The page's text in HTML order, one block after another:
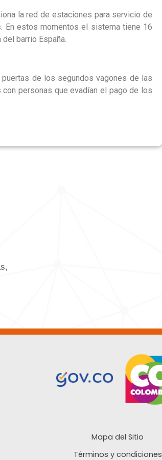
la red de estaciones para servicio de
En estos momentos el sistema tiene 16
barrio España.
de los segundos vagones de las
personas que evadían el pago de los
Mapa del Sitio
Términos y condiciones